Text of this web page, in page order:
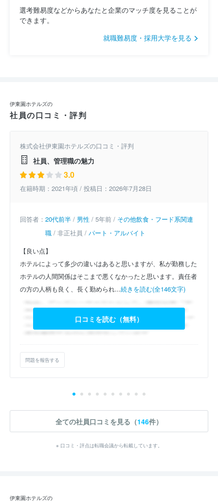
選考難易度などからあなたと企業のマッチ度を見ることが
できます。
就職難易度・採用大学を見る
伊東園ホテルズの
社員の口コミ・評判
株式会社伊東園ホテルズの口コミ・評判
社員、管理職の魅力
3.0
在籍時期：2021年頃 / 投稿日：2026年7月28日
回答者： 20代前半 / 男性 / 5年前 / その他飲食・フード系関連
職 / 非正社員 / パート・アルバイト
【良い点】
ホテルによって多少の違いはあると思いますが、私が勤務した
ホテルの人間関係はそこまで悪くなかったと思います。責任者
の方の人柄も良く、長く勤められ...続きを読む(全146文字)
口コミを読む（無料）
問題を報告する
全ての社員口コミを見る（146件）
※ 口コミ・評点は転職会議から転載しています。
伊東園ホテルズの